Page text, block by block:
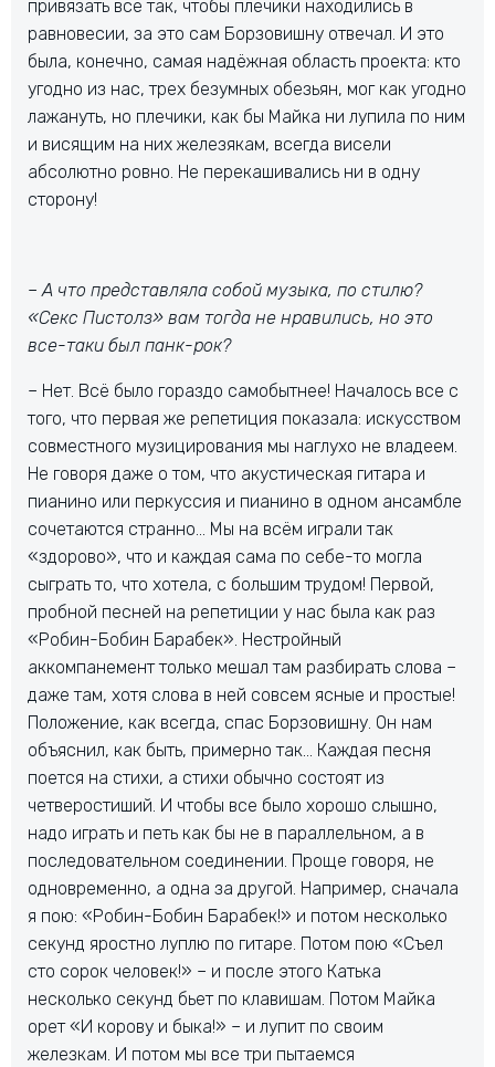
привязать всё так, чтобы плечики находились в
равновесии, за это сам Борзовишну отвечал. И это
была, конечно, самая надёжная область проекта: кто
угодно из нас, трех безумных обезьян, мог как угодно
лажануть, но плечики, как бы Майка ни лупила по ним
и висящим на них железякам, всегда висели
абсолютно ровно. Не перекашивались ни в одну
сторону!
– А что представляла собой музыка, по стилю?
«Секс Пистолз» вам тогда не нравились, но это
все-таки был панк-рок?
– Нет. Всё было гораздо самобытнее! Началось все с
того, что первая же репетиция показала: искусством
совместного музицирования мы наглухо не владеем.
Не говоря даже о том, что акустическая гитара и
пианино или перкуссия и пианино в одном ансамбле
сочетаются странно… Мы на всём играли так
«здорово», что и каждая сама по себе-то могла
сыграть то, что хотела, с большим трудом! Первой,
пробной песней на репетиции у нас была как раз
«Робин-Бобин Барабек». Нестройный
аккомпанемент только мешал там разбирать слова –
даже там, хотя слова в ней совсем ясные и простые!
Положение, как всегда, спас Борзовишну. Он нам
объяснил, как быть, примерно так… Каждая песня
поется на стихи, а стихи обычно состоят из
четверостиший. И чтобы все было хорошо слышно,
надо играть и петь как бы не в параллельном, а в
последовательном соединении. Проще говоря, не
одновременно, а одна за другой. Например, сначала
я пою: «Робин-Бобин Барабек!» и потом несколько
секунд яростно луплю по гитаре. Потом пою «Съел
сто сорок человек!» – и после этого Катька
несколько секунд бьет по клавишам. Потом Майка
орет «И корову и быка!» – и лупит по своим
железкам. И потом мы все три пытаемся